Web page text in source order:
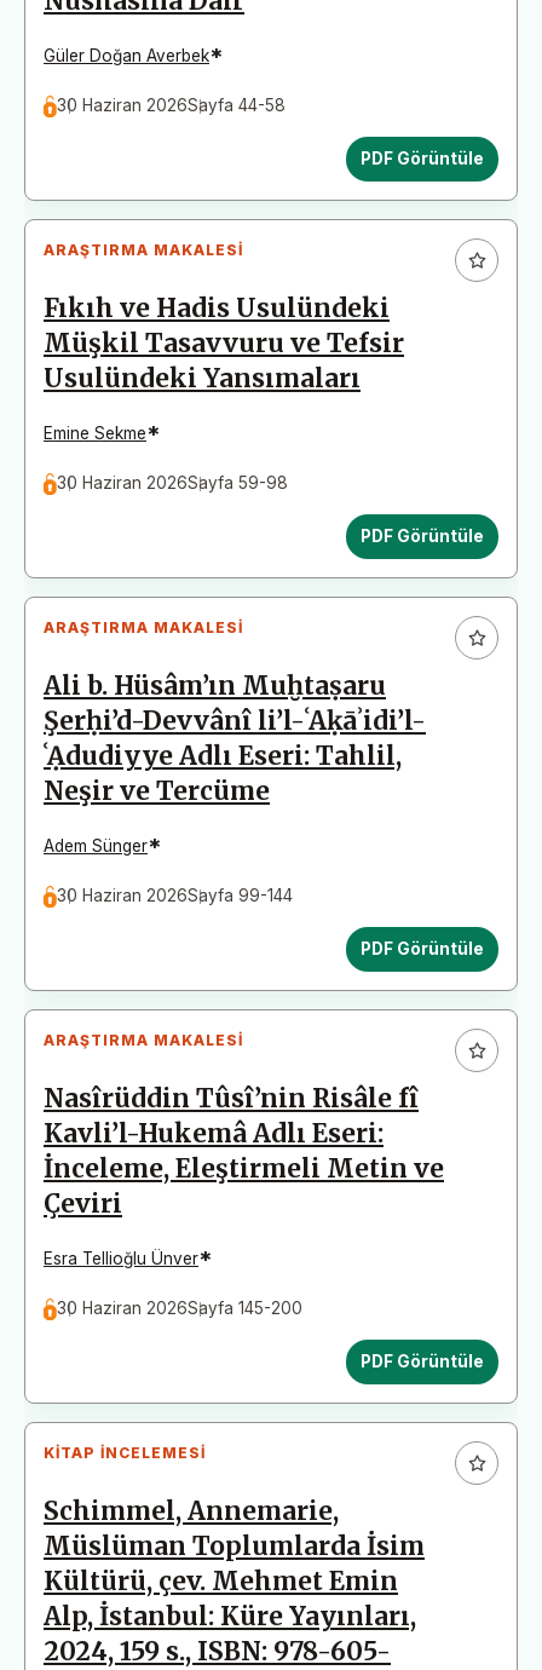
Güler Doğan Averbek*
30 Haziran 2026Sayfa 44-58
PDF Görüntüle
ARAŞTIRMA MAKALESI
Fıkıh ve Hadis Usulündeki
Müşkil Tasavvuru ve Tefsir
Usulündeki Yansımaları
Emine Sekme*
30 Haziran 2026Sayfa 59-98
PDF Görüntüle
ARAŞTIRMA MAKALESI
Ali b. Hüsâm’ın Muḫtaṣaru
Şerḥi’d-Devvânî li’l-ʿAḳāʾidi’l-
ʿẠdudiyye Adlı Eseri: Tahlil,
Neşir ve Tercüme
Adem Sünger*
30 Haziran 2026Sayfa 99-144
PDF Görüntüle
ARAŞTIRMA MAKALESI
Nasîrüddin Tûsî’nin Risâle fî
Kavli’l-Hukemâ Adlı Eseri:
İnceleme, Eleştirmeli Metin ve
Çeviri
Esra Tellioğlu Ünver*
30 Haziran 2026Sayfa 145-200
PDF Görüntüle
KITAP İNCELEMESI
Schimmel, Annemarie,
Müslüman Toplumlarda İsim
Kültürü, çev. Mehmet Emin
Alp, İstanbul: Küre Yayınları,
2024, 159 s., ISBN: 978-605-